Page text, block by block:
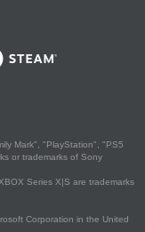
Mark", "PlayStation", "PS5
or trademarks of Sony
Series X|S are trademarks
Corporation in the United